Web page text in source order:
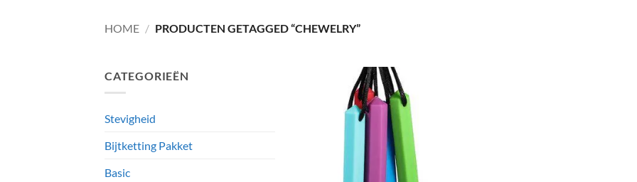
HOME / PRODUCTEN GETAGGED “CHEWELRY”
CATEGORIEËN
Stevigheid
Bijtketting Pakket
Basic